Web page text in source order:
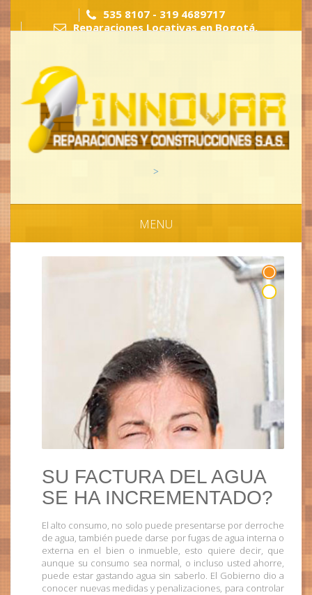
535 8107 - 319 4689717
Reparaciones Locativas en Bogotá,
>
MENU
SU FACTURA DEL AGUA
SE HA INCREMENTADO?
El alto consumo, no solo puede presentarse por derroche
de agua, también puede darse por fugas de agua interna o
externa en el bien o inmueble, esto quiere decir, que
aunque su consumo sea normal, o incluso usted ahorre,
puede estar gastando agua sin saberlo. El Gobierno dio a
conocer nuevas medidas y penalizaciones, para controlar